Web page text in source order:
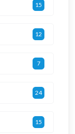
15
12
7
24
15